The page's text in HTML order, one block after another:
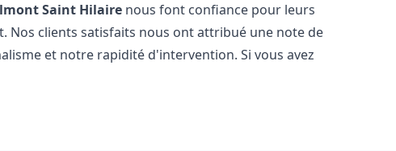
Saint Hilaire nous font confiance pour leurs
Nos clients satisfaits nous ont attribué une note de
et notre rapidité d'intervention. Si vous avez